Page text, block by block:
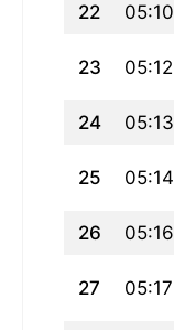
22 05:10
23 05:12
24 05:13
25 05:14
26 05:16
27 05:17